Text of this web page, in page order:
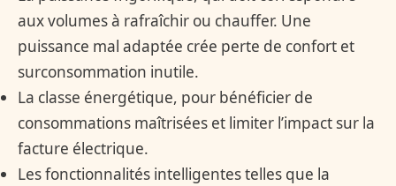
aux volumes à rafraîchir ou chauffer. Une
puissance mal adaptée crée perte de confort et
surconsommation inutile.
La classe énergétique, pour bénéficier de
consommations maîtrisées et limiter l’impact sur la
facture électrique.
Les fonctionnalités intelligentes telles que la